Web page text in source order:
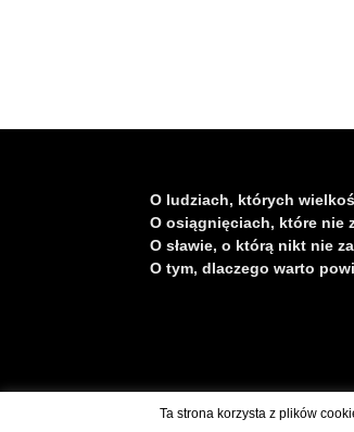
O ludziach, których
O osiągnięciach, które nie
O sławie, o którą nikt nie
O tym, dlaczego warto
Skontaktuj się z nami:
Ta strona korzysta z plików